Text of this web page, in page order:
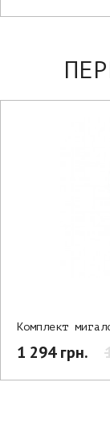
Комплект
1 294 грн.